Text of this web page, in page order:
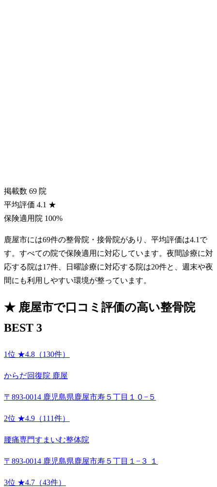
掲載数 69 院
平均評価 4.1 ★
保険適用院 100%
鹿屋市には69件の整骨院・接骨院があり、平均評価は4.1で
す。すべての院で保険適用に対応しています。夜間診療に対
応する院は17件、日曜診療に対応する院は20件と、週末や夜
間にも利用しやすい環境が整っています。
★鹿屋市で口コミ評価の高い整骨院
BEST 3
1位 ★4.8（130件）
からだ回復院 鹿屋
〒893-0014 鹿児島県鹿屋市寿５丁目１０−５
2位 ★4.9（111件）
腰痛専門すまいむ整体院
〒893-0014 鹿児島県鹿屋市寿５丁目１−３ １
3位 ★4.7（43件）